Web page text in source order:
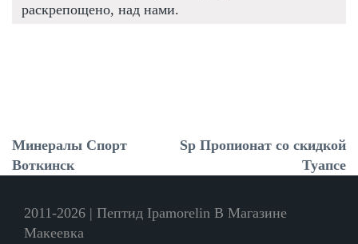
раскрепощено, над нами.
Минералы Спорт
Воткинск
Sp Пропионат со скидкой
Туапсе
2011-2026 | Пептид Ipamorelin В Магазине
Макеевка